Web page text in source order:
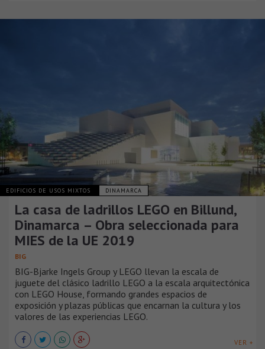
EDIFICIOS DE USOS MIXTOS DINAMARCA
La casa de ladrillos LEGO en Billund,
Dinamarca – Obra seleccionada para
MIES de la UE 2019
BIG
BIG-Bjarke Ingels Group y LEGO llevan la escala de
juguete del clásico ladrillo LEGO a la escala arquitectónica
con LEGO House, formando grandes espacios de
exposición y plazas públicas que encarnan la cultura y los
valores de las experiencias LEGO.
VER +